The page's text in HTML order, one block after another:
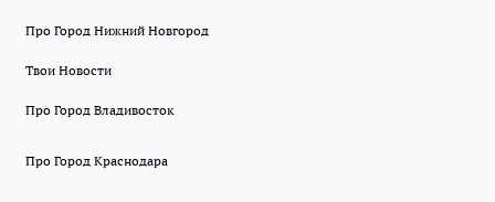
Про Город Нижний Новгород
Твои Новости
Про Город Владивосток
Про Город Краснодара